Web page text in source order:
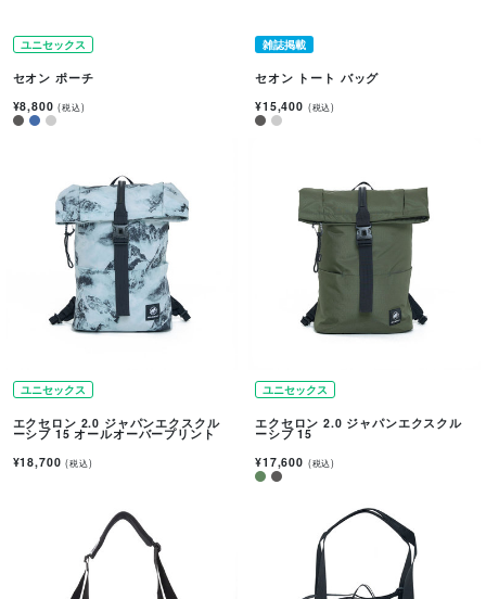
ユニセックス
セオン ポーチ
¥8,800(税込)
雑誌掲載
セオン トート バッグ
¥15,400 (税込)
ユニセックス
エクセロン 2.0 ジャパンエクスクル
ーシブ 15 オールオーバープリント
¥18,700(税込)
ユニセックス
エクセロン 2.0 ジャパンエクスクル
ーシブ 15
¥17,600 (税込)